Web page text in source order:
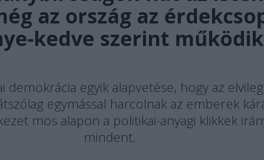
az ország az
kedve szerint működik
demokrácia egyik alapvetése, hogy az
egymással harcolnak az emberek
mos alapon a politikai-anyagi klikkek
mindent.